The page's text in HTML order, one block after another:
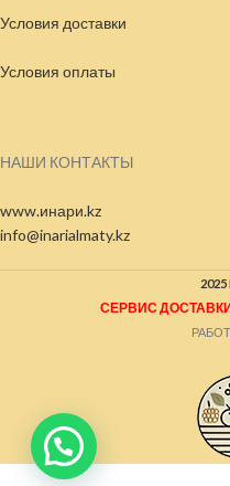
Условия доставки
Условия оплаты
НАШИ КОНТАКТЫ
www.инари.kz
info@inarialmaty.kz
СЕРВИС